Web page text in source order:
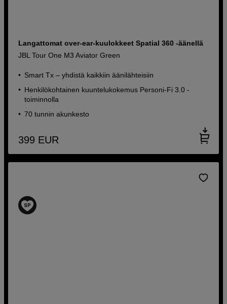
Langattomat over-ear-kuulokkeet Spatial 360 -äänellä
JBL Tour One M3 Aviator Green
Smart Tx – yhdistä kaikkiin äänilähteisiin
Henkilökohtainen kuuntelukokemus Personi-Fi 3.0 -
toiminnolla
70 tunnin akunkesto
399 EUR